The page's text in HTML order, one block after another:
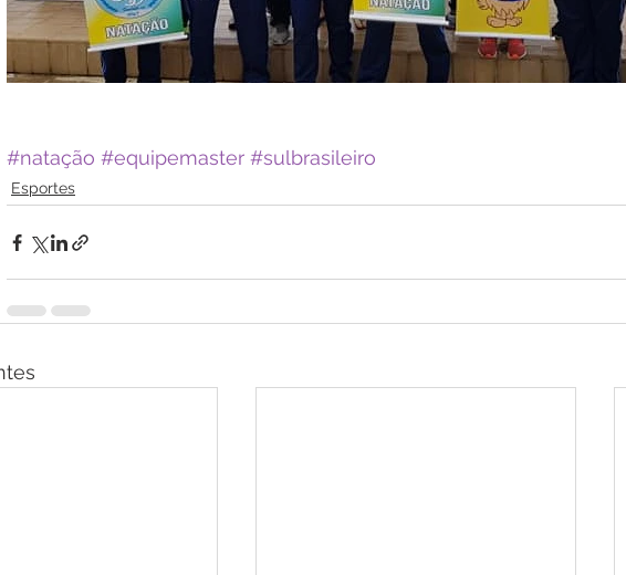
#natação #equipemaster #sulbrasileiro
Esportes